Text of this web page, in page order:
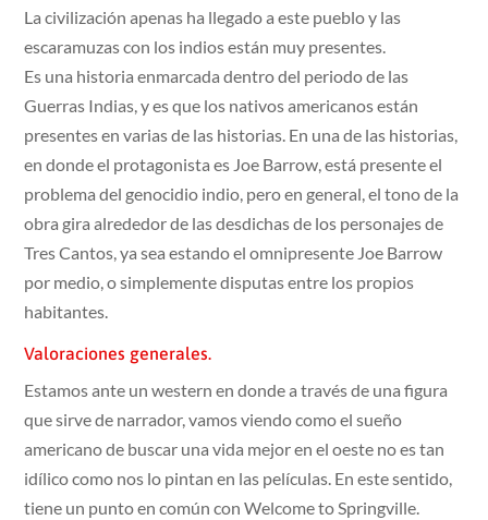
La civilización apenas ha llegado a este pueblo y las
escaramuzas con los indios están muy presentes.
Es una historia enmarcada dentro del periodo de las
Guerras Indias, y es que los nativos americanos están
presentes en varias de las historias. En una de las historias,
en donde el protagonista es Joe Barrow, está presente el
problema del genocidio indio, pero en general, el tono de la
obra gira alrededor de las desdichas de los personajes de
Tres Cantos, ya sea estando el omnipresente Joe Barrow
por medio, o simplemente disputas entre los propios
habitantes.
Valoraciones generales.
Estamos ante un western en donde a través de una figura
que sirve de narrador, vamos viendo como el sueño
americano de buscar una vida mejor en el oeste no es tan
idílico como nos lo pintan en las películas. En este sentido,
tiene un punto en común con Welcome to Springville.